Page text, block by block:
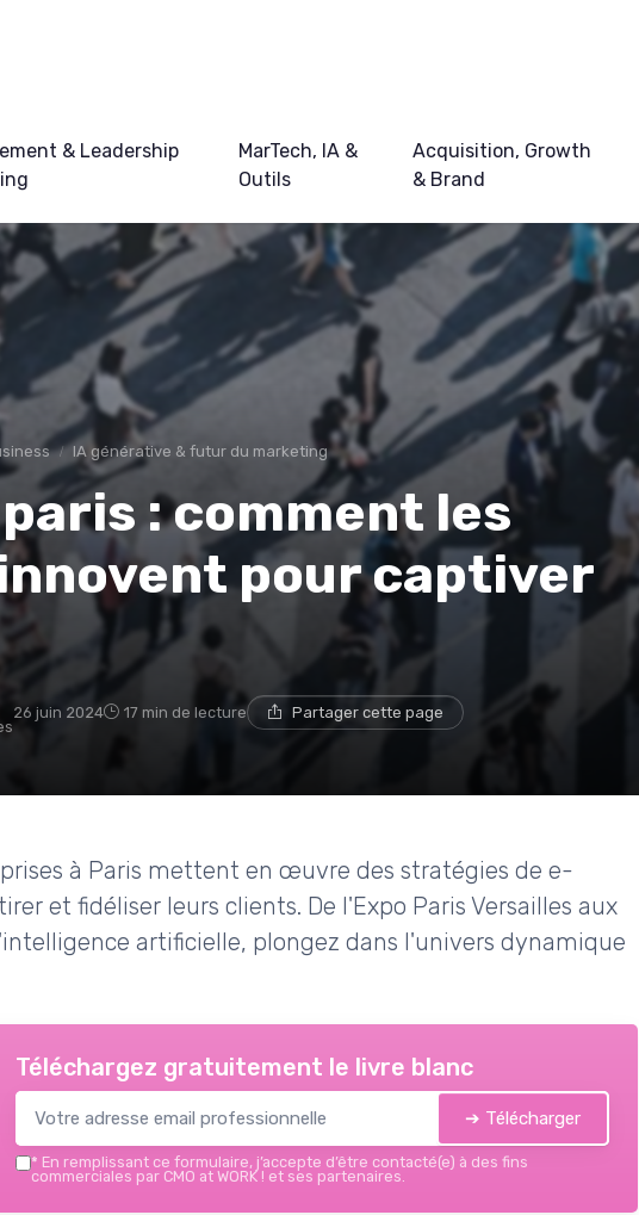
& Leadership
MarTech, IA &
Outils
Acquisition, Growth
& Brand
IA générative & futur du marketing
: comment les
pour captiver
26 juin 2024 17 min de lecture Partager cette page
à Paris mettent en œuvre des stratégies de e-
et fidéliser leurs clients. De l'Expo Paris Versailles aux
artificielle, plongez dans l'univers dynamique
Téléchargez gratuitement le livre blanc
➔ Télécharger
* En remplissant ce formulaire, j’accepte d’être contacté(e) à des fins
commerciales par CMO at WORK ! et ses partenaires.